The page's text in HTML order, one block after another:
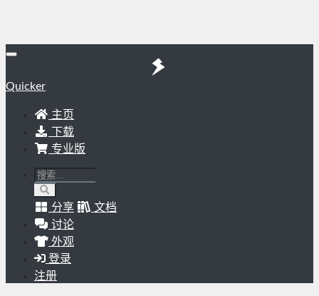
Quicker
主页
下载
专业版
分享
文档
讨论
外观
登录
注册